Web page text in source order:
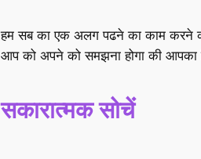
हम सब का एक अलग पढने का काम करने
आप को अपने को समझना होगा की आपका
सकारात्मक सोचें